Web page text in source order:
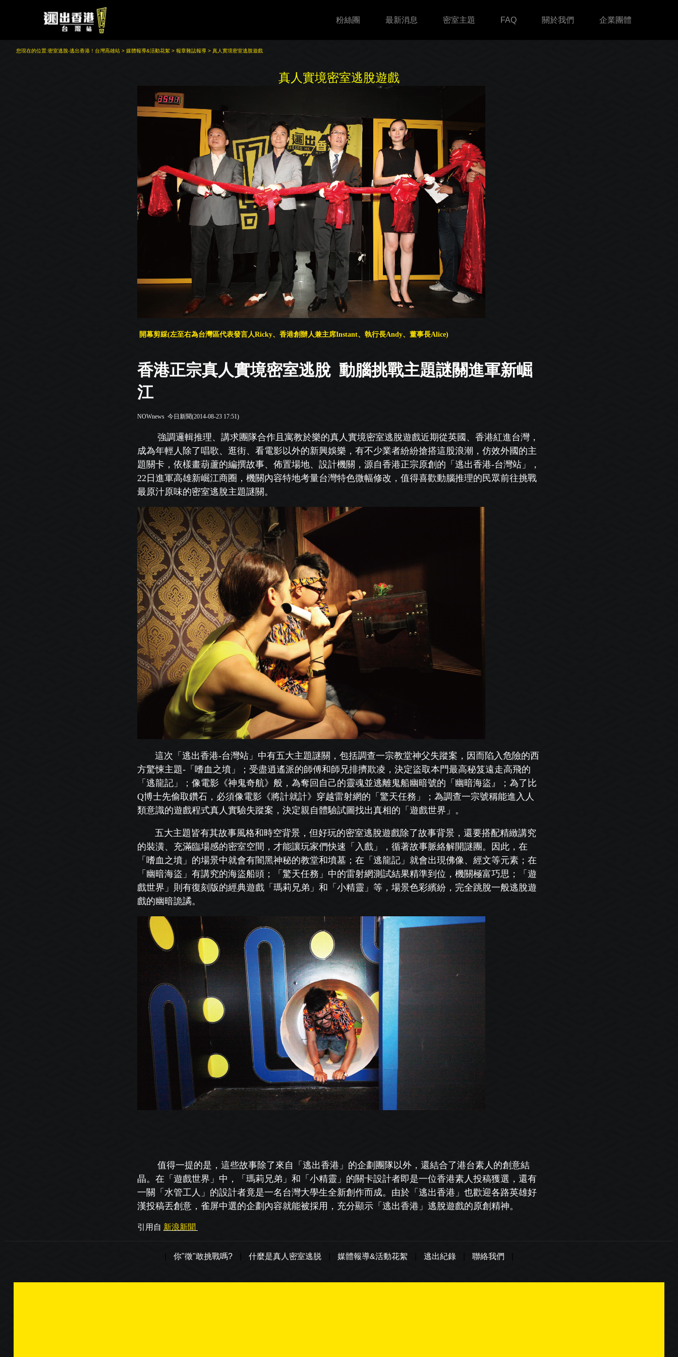
粉絲團 最新消息 密室主題 FAQ 關於我們 企業團體
您現在的位置:密室逃脫-逃出香港！台灣高雄站 > 媒體報導&活動花絮 > 報章雜誌報導 > 真人實境密室逃脫遊戲
真人實境密室逃脫遊戲
開幕剪綵(左至右為台灣區代表發言人Ricky、香港創辦人兼主席Instant、執行長Andy、董事長Alice)
香港正宗真人實境密室逃脫 動腦挑戰主題謎關進軍新崛
江
NOWnews 今日新聞(2014-08-23 17:51)
強調邏輯推理、講求團隊合作且寓教於樂的真人實境密室逃脫遊戲近期從英國、香港紅進台灣，
成為年輕人除了唱歌、逛街、看電影以外的新興娛樂，有不少業者紛紛搶搭這股浪潮，仿效外國的主
題 關卡，依樣畫葫蘆的編撰故事、佈置場地、設計機關，源自香港正宗原創的「逃出香港-台灣站」，
22日進軍高雄新崛江商圈，機關內容特地考量台灣特色微幅修改，值得喜歡動腦推理的民眾前往挑戰
最原汁原味的密室逃脫主題謎關。
這次「逃出香港-台灣站」中有五大主題謎關，包括調查一宗教堂神父失蹤案，因而陷入危險的西
方驚悚主題-「嗜血之墳」；受盡逍遙派的師傅和師兄排擠欺凌，決定盜取本門最高秘笈遠走高飛的
「逃龍記」；像電影《神鬼奇航》般，為奪回自己的靈魂並逃離鬼船幽暗號的「幽暗海盜』；為了比
Q博士先偷取鑽石，必須像電影《將計就計》 穿越雷射網的「驚天任務」；為調查一宗號稱能進入人
類意識的遊戲程式真人實驗失蹤案，決定親自體驗試圖找出真相的「遊戲世界」。
五大主題皆有其故事風格和時空背景，但好玩的密室逃脫遊戲除了故事背景，還要搭配精緻講究
的裝潢、充滿臨場感的密室空間，才能讓玩家們快速「入戲」，循著故事脈絡解開謎團。因此，在
「嗜血之墳 」的場景中就會有闇黑神秘的教堂和墳墓；在「逃龍記」就會出現佛像、經文等元素；在
「幽暗海盜」有講究的海盜船頭；「驚天任務」 中的雷射網測試結果精準到位，機關極富巧思；「遊
戲世界」則有復刻版的經典遊戲「瑪莉兄弟」和「小精靈」等，場景色彩繽紛，完全跳脫一般逃脫遊
戲的幽暗詭譎。
值得一提的是，這些故事除了來自「逃出香港」的企劃團隊以外，還結合了港台素人的創意結
晶。在「遊戲世界」中，「瑪莉兄弟」和「小精靈」的關卡設計者即是一位香港素人投稿獲選，還有
一關「水管工人」的設計者竟是一名台灣大學生全新創作而成。由於「逃出香港」也歡迎各路英雄好
漢投稿丟創意，雀屏中選的企劃內容就能被採用，充分顯示「逃出香港」逃脫遊戲的原創精神。
引用自 新浪新聞
你"徵"敢挑戰嗎? 什麼是真人密室逃脱 媒體報導&活動花絮 逃出紀錄 聯絡我們